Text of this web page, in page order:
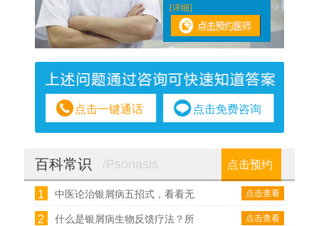
[详细]
点击一键通话 点击免费咨询
百科常识 /Psoriasis 点击预约
1 点击查看
中医论治银屑病五招式，看看无
2 点击查看
什么是银屑病生物反馈疗法？所